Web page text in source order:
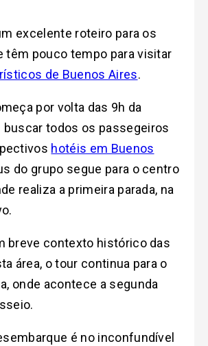
excelente roteiro para os
têm pouco tempo para visitar
de Buenos Aires.
por volta das 9h da
buscar todos os passegeiros
hotéis em Buenos
do grupo segue para o centro
realiza a primeira parada, na
breve contexto histórico das
área, o tour continua para o
onde acontece a segunda
é no inconfundível